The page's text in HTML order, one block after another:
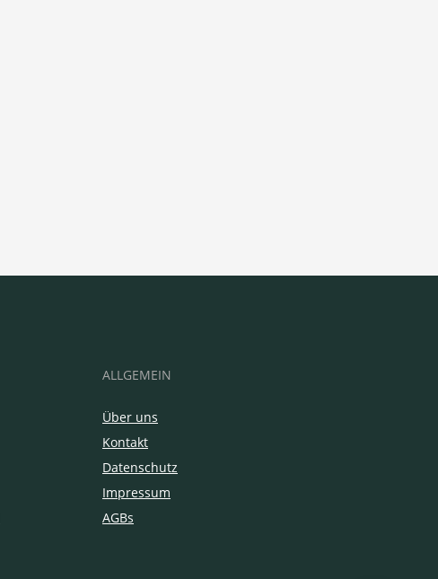
ALLGEMEIN
Über uns
Kontakt
Datenschutz
Impressum
AGBs